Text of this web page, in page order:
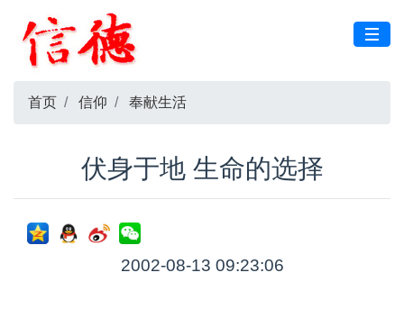
首页 信仰 奉献生活
伏身于地 生命的选择
2002-08-13 09:23:06